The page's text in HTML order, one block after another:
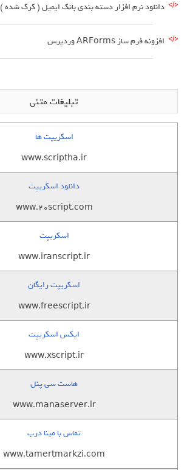
دانلود نرم افزار دسته بندی بانک ایمیل ( کرک شده )
افزونه فرم ساز ARForms وردپرس
تبلیغات متنی
اسکریپت ها
www.scriptha.ir
دانلود اسکریپت
www.20script.com
اسکریپت
www.iranscript.ir
اسکریپت رایگان
www.freescript.ir
ایکس اسکریپت
www.xscript.ir
هاست سی پنل
www.manaserver.ir
تماس با مینا درب
www.tamertmarkzi.com